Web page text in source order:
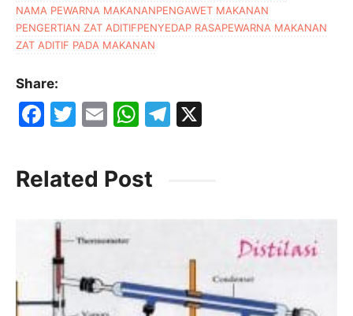
NAMA PEWARNA MAKANANPENGAWET MAKANAN
PENGERTIAN ZAT ADITIFPENYEDAP RASAPEWARNA MAKANAN
ZAT ADITIF PADA MAKANAN
Share:
F
c
e
b
o
o
k
T
itt
er
E
ai
l
W
at
s
T
a
Related Post